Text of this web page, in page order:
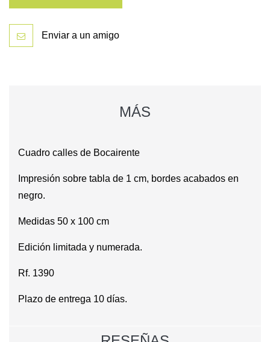
Enviar a un amigo
MÁS
Cuadro calles de Bocairente
Impresión sobre tabla de 1 cm, bordes acabados en
negro.
Medidas 50 x 100 cm
Edición limitada y numerada.
Rf. 1390
Plazo de entrega 10 días.